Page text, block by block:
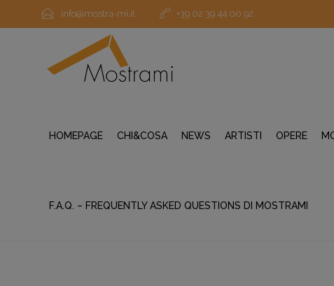
info@mostra-mi.it +39 02 39 44 00 92
HOMEPAGE CHI&COSA NEWS ARTISTI OPERE
F.A.Q. – FREQUENTLY ASKED QUESTIONS DI MOSTRAMI